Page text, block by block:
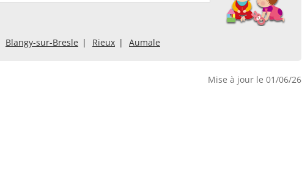
Blangy-sur-Bresle Rieux Aumale
Mise à jour le 01/06/26